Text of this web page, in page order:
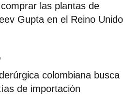
las plantas de
Gupta en el Reino Unido
colombiana busca
de importación